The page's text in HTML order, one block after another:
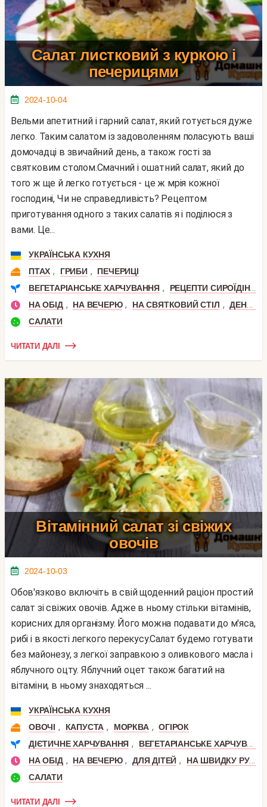
Салат листковий з куркою і
печерицями
2024-10-04
Вельми апетитний і гарний салат, який готується дуже
легко. Таким салатом із задоволенням поласують ваші
домочадці в звичайний день, а також гості за
святковим столом.Смачний і ошатний салат, який до
того ж ще й легко готується - це ж мрія кожної
господині, Чи не справедливість? Рецептом
приготування одного з таких салатів я і поділюся з
вами. Це...
УКРАЇНСЬКА КУХНЯ
ПТАХ , ГРИБИ ,
ПЕЧЕРИЦІ
ВЕГЕТАРІАНСЬКЕ ХАРЧУВАННЯ ,
РЕЦЕПТИ СИРОЇДІННЯ
НА ОБІД , НА ВЕЧЕРЮ , НА СВЯТКОВИЙ СТІЛ , ДЕНЬ НАРОДЖЕННЯ
САЛАТИ
ЧИТАТИ ДАЛІ
Вітамінний салат зі свіжих
овочів
2024-10-03
Обов'язково включіть в свій щоденний раціон простий
салат зі свіжих овочів. Адже в ньому стільки вітамінів,
корисних для організму. Його можна подавати до м'яса,
рибі і в якості легкого перекусу.Салат будемо готувати
без майонезу, з легкої заправкою з оливкового масла і
яблучного оцту. Яблучний оцет також багатий на
вітаміни, в ньому знаходяться ...
УКРАЇНСЬКА КУХНЯ
ОВОЧІ , КАПУСТА , МОРКВА , ОГІРОК
ДІЄТИЧНЕ ХАРЧУВАННЯ ,
ВЕГЕТАРІАНСЬКЕ ХАРЧУВАННЯ
НА ОБІД , НА ВЕЧЕРЮ , ДЛЯ ДІТЕЙ ,
НА ШВИДКУ РУКУ
САЛАТИ
ЧИТАТИ ДАЛІ